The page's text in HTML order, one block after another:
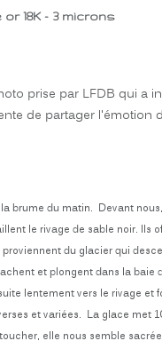
18K - 3 microns
prise par LFDB qui a
de partager l'émotion
brume du matin. Devant
le rivage de sable noir. Ils
du glacier qui
et plongent dans la baie
lentement vers le rivage et
et variées. La glace met
elle nous semble